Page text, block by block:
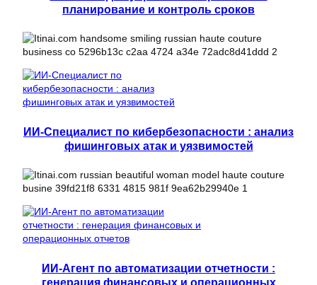
планирование и контроль сроков
ИИ-Специалист по кибербезопасности : анализ
фишинговых атак и уязвимостей
ИИ-Агент по автоматизации отчетности :
генерация финансовых и операционных